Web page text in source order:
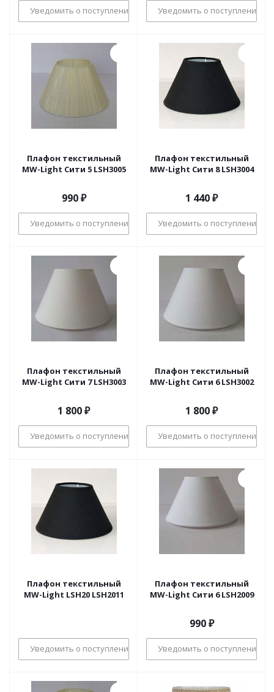
Уведомить о поступлении Уведомить о поступлении
Плафон текстильный
MW-Light Сити 5 LSH3005
990₽
Уведомить о поступлении
Плафон текстильный
MW-Light Сити 8 LSH3004
1 440₽
Уведомить о поступлении
Плафон текстильный
MW-Light Сити 7 LSH3003
1 800₽
Уведомить о поступлении
Плафон текстильный
MW-Light Сити 6 LSH3002
1 800₽
Уведомить о поступлении
Плафон текстильный
MW-Light LSH20 LSH2011
Уведомить о поступлении
Плафон текстильный
MW-Light Сити 6 LSH2009
990₽
Уведомить о поступлении